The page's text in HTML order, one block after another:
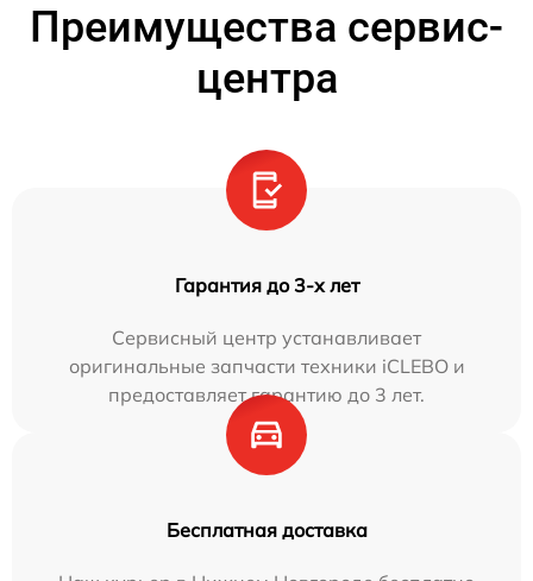
Преимущества сервис-
центра
Гарантия до 3-х лет
Сервисный центр устанавливает
оригинальные запчасти техники iCLEBO и
предоставляет гарантию до 3 лет.
Бесплатная доставка